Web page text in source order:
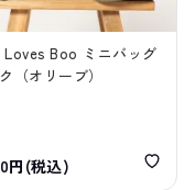
Loves Boo ミニバッグ
（オリーブ）
円(税込)